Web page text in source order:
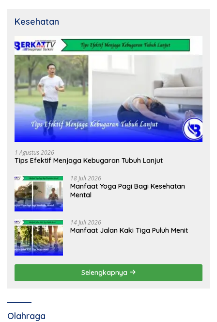
Kesehatan
1 Agustus 2026
Tips Efektif Menjaga Kebugaran Tubuh Lanjut
18 Juli 2026
Manfaat Yoga Pagi Bagi Kesehatan
Mental
14 Juli 2026
Manfaat Jalan Kaki Tiga Puluh Menit
Selengkapnya
Olahraga